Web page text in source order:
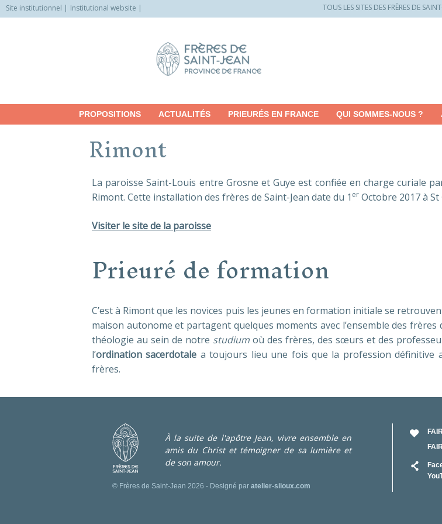
Site institutionnel Institutional website TOUS LES SITES DES FRÈRES DE
PROPOSITIONS ACTUALITÉS PRIEURÉS EN FRANCE QUI SOMMES-NOUS ?
Rimont
La paroisse Saint-Louis entre Grosne et Guye est confiée en charge curiale
Rimont. Cette installation des frères de Saint-Jean date du 1 er Octobre 2017 à
Visiter le site de la paroisse
Prieuré de formation
C’est à Rimont que les novices puis les jeunes en formation initiale se
maison autonome et partagent quelques moments avec l’ensemble des
théologie au sein de notre studium où des frères, des sœurs et des
l’ordination sacerdotale a toujours lieu une fois que la profession définitive
frères.
À la suite de l'apôtre Jean, vivre ensemble en
amis du Christ et témoigner de sa lumière et
de son amour.
© Frères de Saint-Jean 2026 - Designé par atelier-siioux.com